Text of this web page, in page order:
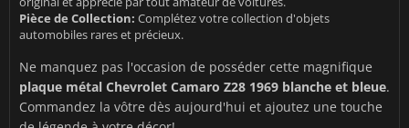
Pièce de Collection: Complétez votre collection d'objets
automobiles rares et précieux.
Ne manquez pas l'occasion de posséder cette magnifique
plaque métal Chevrolet Camaro Z28 1969 blanche et bleue.
Commandez la vôtre dès aujourd'hui et ajoutez une touche